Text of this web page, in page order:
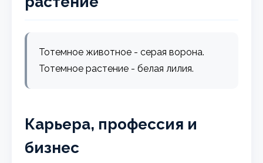
Тотемное животное - серая ворона.
Тотемное растение - белая лилия.
Карьера, профессия и
бизнес